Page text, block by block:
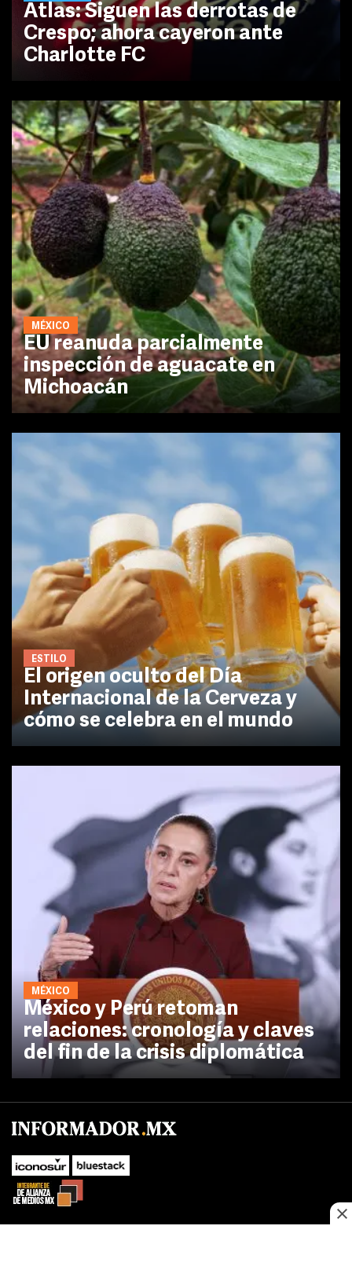
Atlas: Siguen las derrotas de
Crespo; ahora cayeron ante
Charlotte FC
MÉXICO
EU reanuda parcialmente
inspección de aguacate en
Michoacán
ESTILO
El origen oculto del Día
Internacional de la Cerveza y
cómo se celebra en el mundo
MÉXICO
México y Perú retoman
relaciones: cronología y claves
del fin de la crisis diplomática